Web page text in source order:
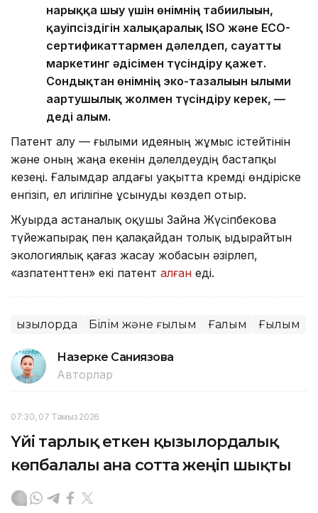
нарыққа шығу үшін өнімнің табиғилығын,
қауіпсіздігін халықаралық ISO және ECO-
сертификаттармен дәлелдеп, сауатты
маркетинг әдісімен түсіндіру қажет.
Сондықтан өнімнің эко-тазалығын ғылыми
ағартушылық жолмен түсіндіру керек, —
деді ғалым.
Патент алу — ғылыми идеяның жұмыс істейтінін
және оның жаңа екенін дәлелдеудің бастапқы
кезеңі. Ғалымдар алдағы уақытта кремді өндіріске
енгізіп, ел игілігіне ұсынуды көздеп отыр.
Жуырда астаналық оқушы Зайна Жүсіпбекова
түйежапырақ пен қалақайдан толық ыдырайтын
экологиялық қағаз жасау жобасын әзірлеп,
«Қазпатенттен» екі патент алған еді.
Қызылорда Білім және ғылым Ғалым Ғылым
Назерке Саниязова
Авторлар
07:30, 07 Тамыз 2026
Үйі тарлық еткен қызылордалық
көпбалалы ана сотта жеңіп шықты